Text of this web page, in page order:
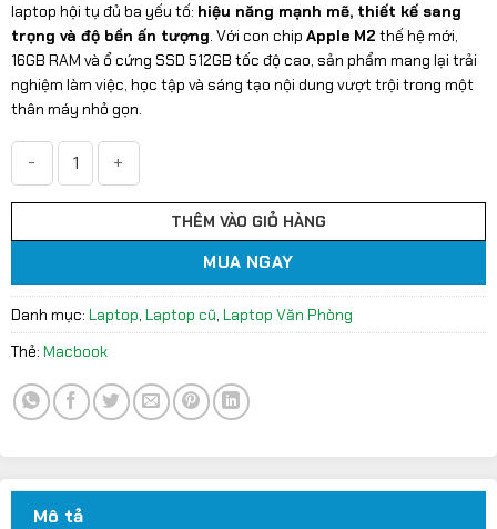
20.000.000VND.
là:
16.000.000VND.
laptop hội tụ đủ ba yếu tố: hiệu năng mạnh mẽ, thiết kế sang
trọng và độ bền ấn tượng. Với con chip Apple M2 thế hệ mới,
16GB RAM và ổ cứng SSD 512GB tốc độ cao, sản phẩm mang lại trải
nghiệm làm việc, học tập và sáng tạo nội dung vượt trội trong một
thân máy nhỏ gọn.
THÊM VÀO GIỎ HÀNG
MUA NGAY
Danh mục: Laptop, Laptop cũ, Laptop Văn Phòng
Thẻ: Macbook
Mô tả